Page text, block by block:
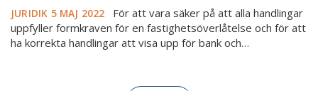
JURIDIK 5 MAJ 2022
För att vara säker på att alla handlingar
uppfyller formkraven för en fastighetsöverlåtelse och för att
ha korrekta handlingar att visa upp för bank och…